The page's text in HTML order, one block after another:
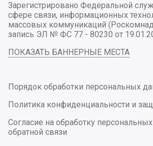
Зарегистрировано Федеральной
сфере связи, информационных
массовых коммуникаций
запись ЭЛ № ФС 77 - 80230 от
ПОКАЗАТЬ БАННЕРНЫЕ МЕСТА
Порядок обработки персональных
Политика конфиденциальности и
Согласие на обработку
обратной связи